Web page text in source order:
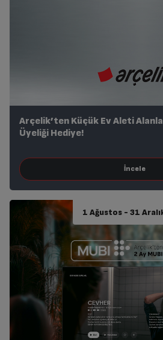
Arçelik’ten Küçük Ev Aleti
Üyeliği Hediye!
1 Ağustos - 31